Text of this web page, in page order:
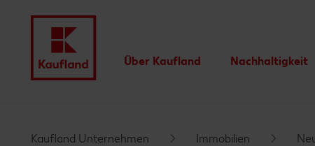
Menü
Über Kaufland Nachhaltigkeit
Unsere
Kaufland Unternehmen Immobilien